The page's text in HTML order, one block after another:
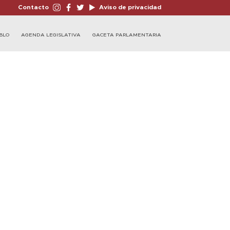
Contacto Aviso de privacidad
AGENDA LEGISLATIVA GACETA PARLAMENTARIA